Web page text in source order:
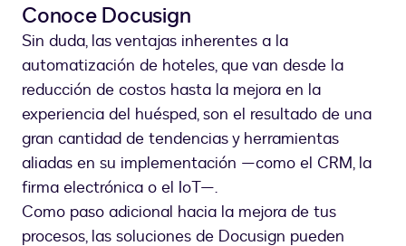
Conoce Docusign
Sin duda, las ventajas inherentes a la
automatización de hoteles, que van desde la
reducción de costos hasta la mejora en la
experiencia del huésped, son el resultado de una
gran cantidad de tendencias y herramientas
aliadas en su implementación —como el CRM, la
firma electrónica o el IoT—.
Como paso adicional hacia la mejora de tus
procesos, las soluciones de Docusign pueden